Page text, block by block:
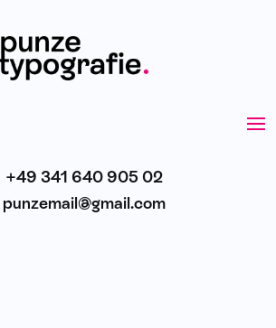
+49 341 640 905 02
punzemail@gmail.com